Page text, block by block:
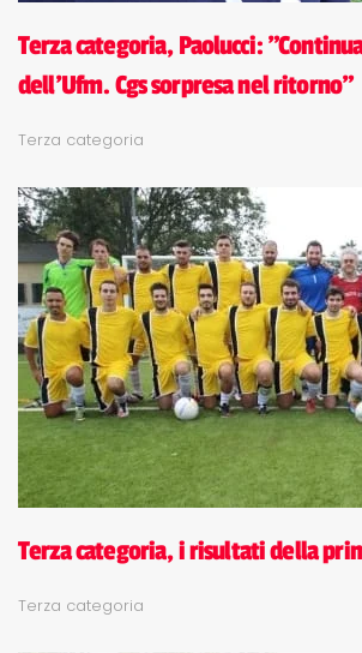
Terza categoria, Paolucci:
dell'Ufm. Cgs sorpresa nel ritorno"
Terza categoria
Terza categoria, i risultati della
Terza categoria